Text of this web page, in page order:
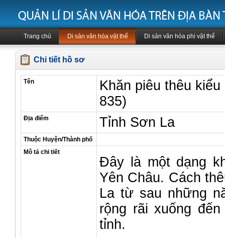
Trang chủ Di sản văn hóa vật thể Di sản văn hóa phi vật thể
Chi tiết hồ sơ
Tên
Khăn piêu thêu
835)
Địa điểm Tỉnh Sơn La
Thuộc Huyện/Thành phố
Mô tả chi tiết
Đây là một dạng
Yên Châu. Cách
La từ sau những
rộng rãi xuống
tỉnh.